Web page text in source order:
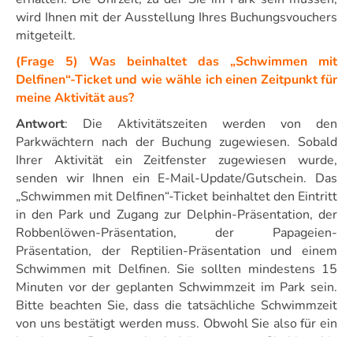
wird Ihnen mit der Ausstellung Ihres Buchungsvouchers
mitgeteilt.
(Frage 5) Was beinhaltet das „Schwimmen mit
Delfinen“-Ticket und wie wähle ich einen Zeitpunkt für
meine Aktivität aus?
Antwort: Die Aktivitätszeiten werden von den
Parkwächtern nach der Buchung zugewiesen. Sobald
Ihrer Aktivität ein Zeitfenster zugewiesen wurde,
senden wir Ihnen ein E-Mail-Update/Gutschein. Das
„Schwimmen mit Delfinen“-Ticket beinhaltet den Eintritt
in den Park und Zugang zur Delphin-Präsentation, der
Robbenlöwen-Präsentation, der Papageien-
Präsentation, der Reptilien-Präsentation und einem
Schwimmen mit Delfinen. Sie sollten mindestens 15
Minuten vor der geplanten Schwimmzeit im Park sein.
Bitte beachten Sie, dass die tatsächliche Schwimmzeit
von uns bestätigt werden muss. Obwohl Sie also für ein